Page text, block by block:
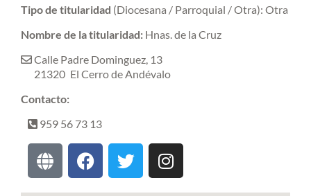
Tipo de titularidad (Diocesana / Parroquial / Otra): Otra
Nombre de la titularidad: Hnas. de la Cruz
Calle Padre Dominguez, 13
21320 El Cerro de Andévalo
Contacto:
959 56 73 13